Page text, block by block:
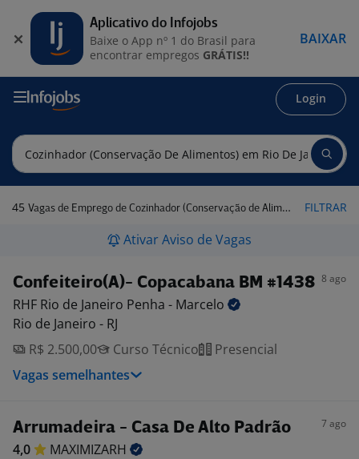
Login
45 Vagas de Emprego de Cozinhador (Conservação de Alimentos) em Rio de Janeiro - RJ FILTRAR
Ativar Aviso de Vagas
Confeiteiro(A)- Copacabana BM #1438 8 ago
RHF Rio de Janeiro Penha - Marcelo
Rio de Janeiro - RJ
R$ 2.500,00
Curso Técnico
Presencial
Vagas semelhantes
Arrumadeira - Casa De Alto Padrão 7 ago
4,0
MAXIMIZARH
Aplicativo do Infojobs
Baixe o App nº 1 do Brasil para
encontrar empregos GRÁTIS!!
BAIXAR